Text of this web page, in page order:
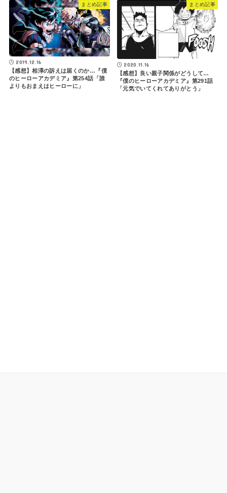
まとめ記事
2019.12.16
【感想】相澤の訴えは届くのか…『僕
のヒーローアカデミア』第254話「誰
よりもおまえはヒーローに」
まとめ記事
2020.11.16
【感想】良い親子関係がどうして…
『僕のヒーローアカデミア』第291話
「元気でいてくれてありがとう」